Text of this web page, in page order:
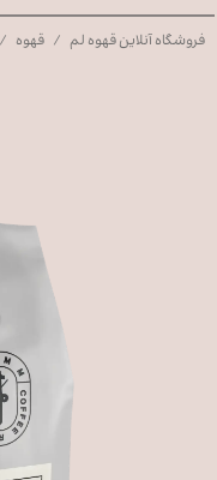
فروشگاه آنلاین قهوه لم قهوه